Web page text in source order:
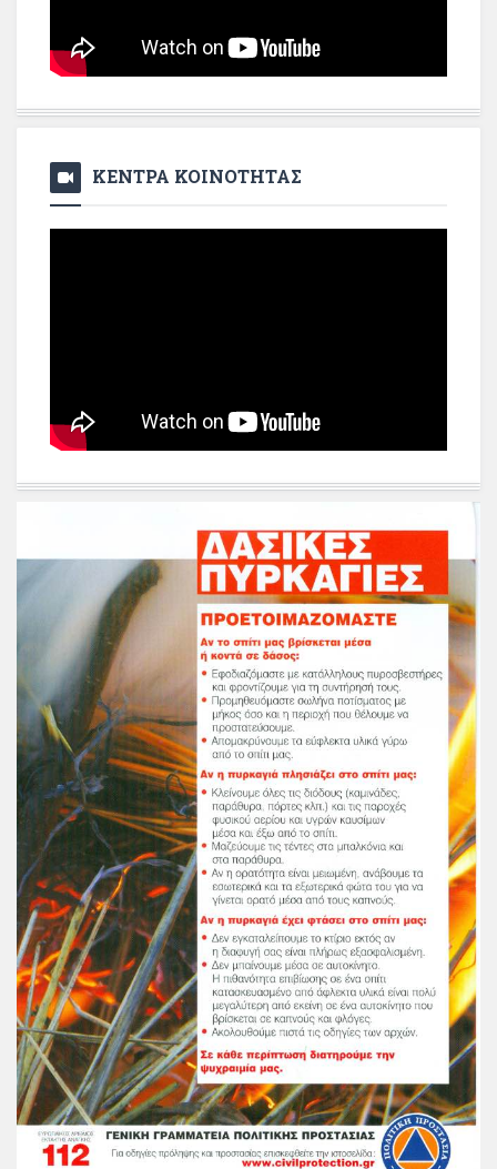
ΚΕΝΤΡΑ ΚΟΙΝΟΤΗΤΑΣ